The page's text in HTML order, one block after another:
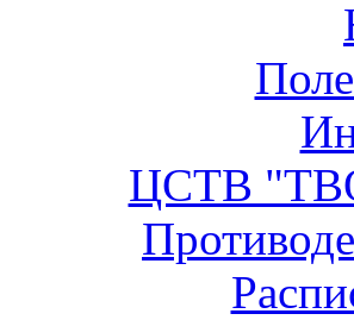
ЦСТВ